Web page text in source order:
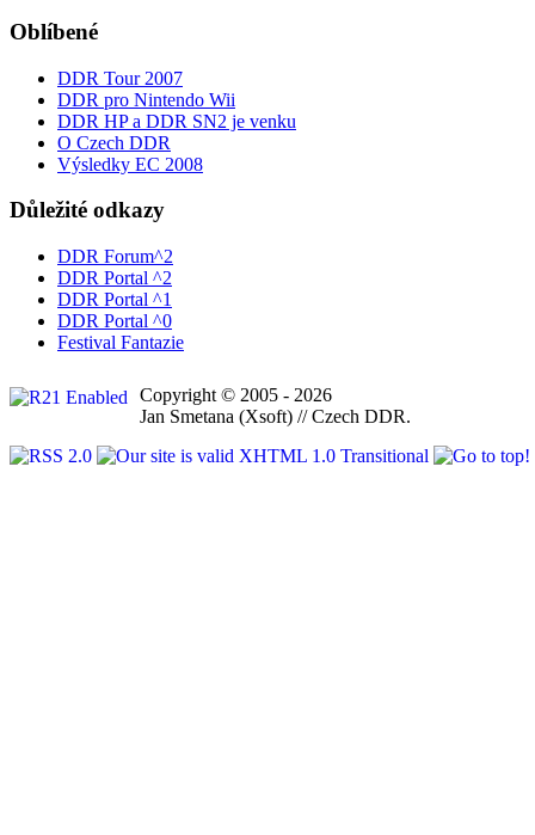
Oblíbené
DDR Tour 2007
DDR pro Nintendo Wii
DDR HP a DDR SN2 je venku
O Czech DDR
Výsledky EC 2008
Důležité odkazy
DDR Forum^2
DDR Portal ^2
DDR Portal ^1
DDR Portal ^0
Festival Fantazie
Copyright © 2005 - 2026
Jan Smetana (Xsoft) // Czech DDR.